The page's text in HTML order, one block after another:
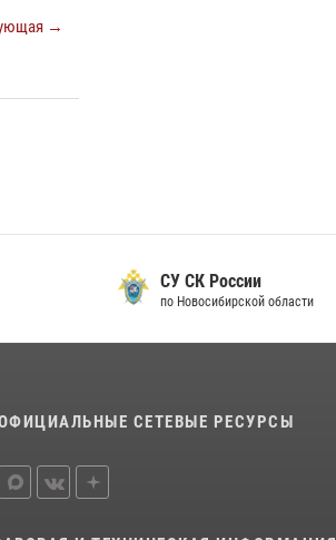
→
СУ СК России
по Новосибирской области
СЕТЕВЫЕ РЕСУРСЫ